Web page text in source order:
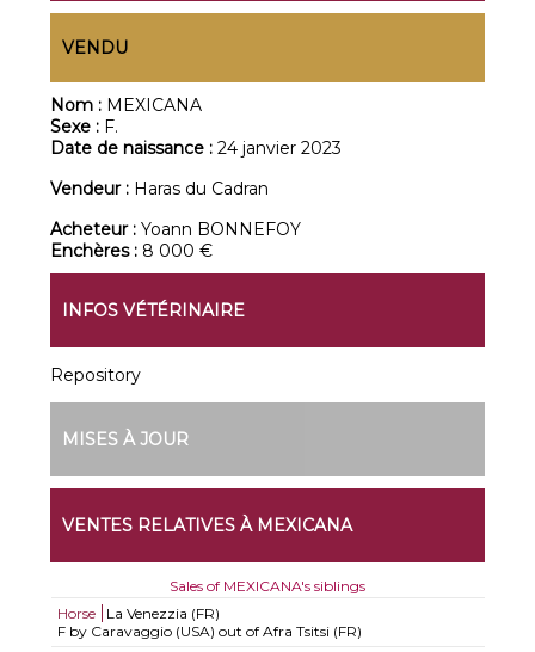
VENDU
Nom : MEXICANA
Sexe : F.
Date de naissance :24 janvier 2023
Vendeur : Haras du Cadran
Acheteur :Yoann BONNEFOY
Enchères : 8 000 €
INFOS VÉTÉRINAIRE
Repository
MISES À JOUR
VENTES RELATIVES À MEXICANA
Sales of MEXICANA's siblings
Horse
La Venezzia (FR)
F by Caravaggio (USA) out of Afra Tsitsi (FR)